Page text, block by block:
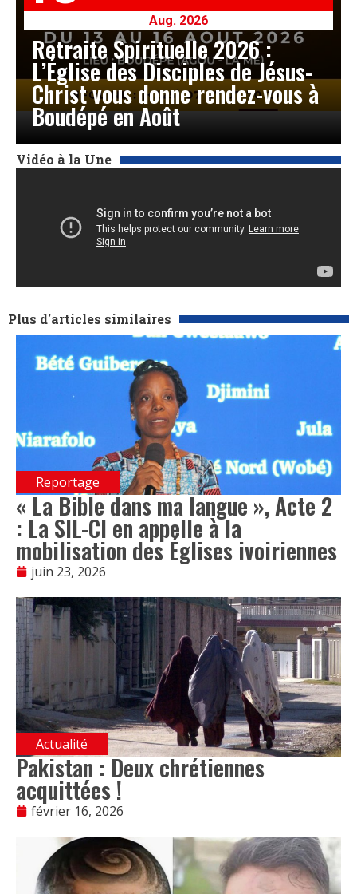
Aug. 2026
Retraite Spirituelle 2026 :
L’Église des Disciples de Jésus-
Christ vous donne rendez-vous à
Boudépé en Août
Vidéo à la Une
Plus d'articles similaires
Reportage
« La Bible dans ma langue », Acte 2
: La SIL-CI en appelle à la
mobilisation des Églises ivoiriennes
juin 23, 2026
Actualité
Pakistan : Deux chrétiennes
acquittées !
février 16, 2026